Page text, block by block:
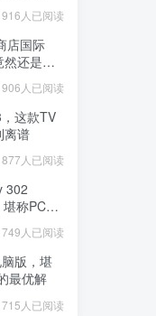
916人已阅读
店国际
然还是大
906人已阅读
这款TV
离谱
877人已阅读
302
称PC玩
749人已阅读
版，堪
最优解
715人已阅读